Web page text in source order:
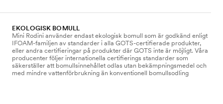
EKOLOGISK BOMULL
Mini Rodini använder endast ekologisk bomull som är godkänd enligt
IFOAM-familjen av standarder i alla GOTS-certifierade produkter,
eller andra certifieringar på produkter där GOTS inte är möjligt. Våra
producenter följer internationella certifierings standarder som
säkerställer att bomullsinnehållet odlas utan bekämpningsmedel och
med mindre vattenförbrukning än konventionell bomullsodling